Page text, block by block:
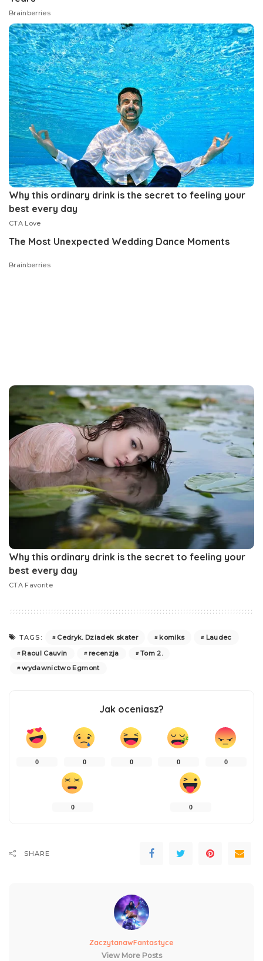
TAGS: Cedryk. Dziadek skater komiks
Laudec
Raoul Cauvin
recenzja
Tom 2.
wydawnictwo Egmont
Jak oceniasz?
0 0 0 0 0
0 0
SHARE
ZaczytanawFantastyce
View More Posts